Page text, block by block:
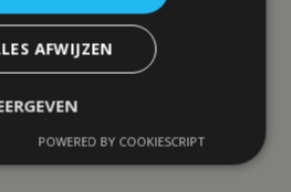
AFWIJZEN
POWERED BY COOKIESCRIPT